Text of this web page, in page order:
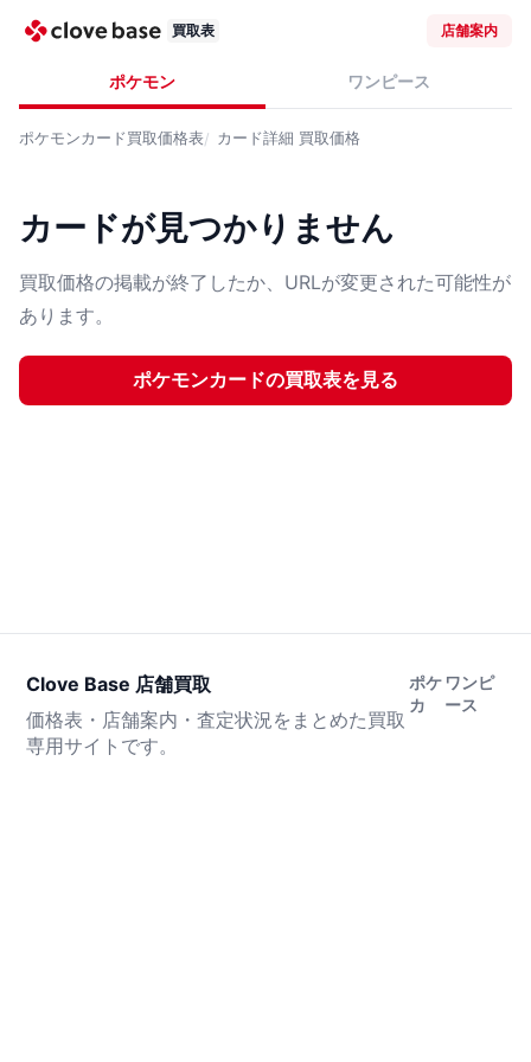
買取表 店舗案内
ポケモン ワンピース
ポケモンカード買取価格表 カード詳細 買取価格
カードが見つかりません
買取価格の掲載が終了したか、URLが変更された可能性が
あります。
ポケモンカードの買取表を見る
Clove Base 店舗買取
価格表・店舗案内・査定状況をまとめた買取
専用サイトです。
ポケ
カ
ワンピ
ース